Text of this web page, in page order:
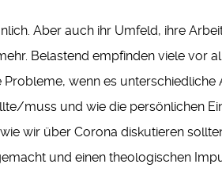
Aber auch ihr Umfeld, ihre
Belastend empfinden viele vor
wenn es unterschiedliche
muss und wie die persönlichen
wir über Corona diskutieren
und einen theologischen